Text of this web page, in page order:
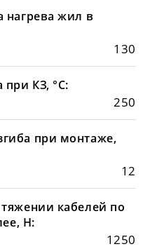
нагрева жил в
130
при КЗ, °С:
250
при монтаже,
12
кабелей по
Н:
1250